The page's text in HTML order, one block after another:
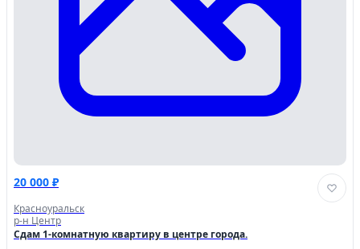
20 000 ₽
Красноуральск
р-н Центр
Сдам 1-комнатную квартиру в центре города.